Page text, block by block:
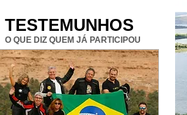
TESTEMUNHOS
O QUE DIZ QUEM JÁ PARTICIPOU